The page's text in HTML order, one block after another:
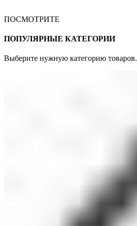
ПОСМОТРИТЕ
ПОПУЛЯРНЫЕ КАТЕГОРИИ
Выберите нужную категорию товаров.